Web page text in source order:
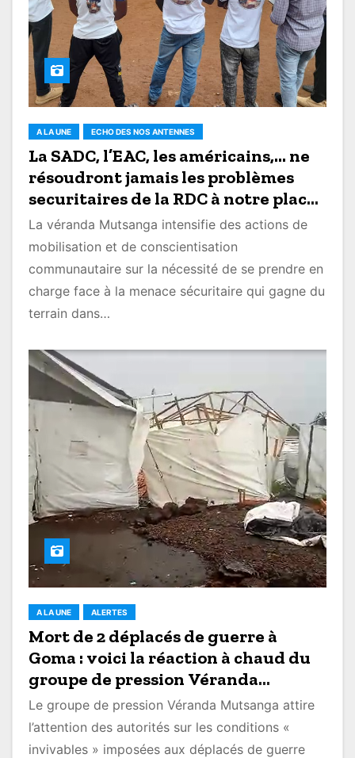
A LA UNE ECHO DES NOS ANTENNES
La SADC, l’EAC, les américains,… ne
résoudront jamais les problèmes
securitaires de la RDC à notre place,
mobilisons-nous maintenant
(Véranda Mutsanga/Kyondo)
La véranda Mutsanga intensifie des actions de
mobilisation et de conscientisation
communautaire sur la nécessité de se prendre en
charge face à la menace sécuritaire qui gagne du
terrain dans…
A LA UNE ALERTES
Mort de 2 déplacés de guerre à
Goma : voici la réaction à chaud du
groupe de pression Véranda
Mutsanga (Images)
Le groupe de pression Véranda Mutsanga attire
l’attention des autorités sur les conditions «
invivables » imposées aux déplacés de guerre